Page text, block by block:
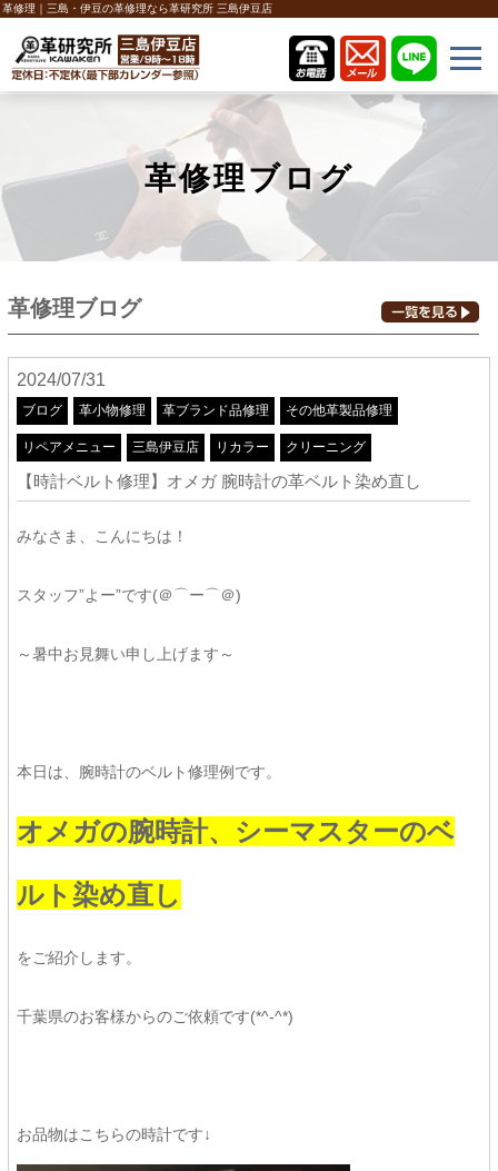
革修理｜三島・伊豆の革修理なら革研究所 三島伊豆店
革修理ブログ
革修理ブログ
2024/07/31
ブログ 革小物修理 革ブランド品修理 その他革製品修理
リペアメニュー 三島伊豆店 リカラー クリーニング
【時計ベルト修理】オメガ 腕時計の革ベルト染め直し
みなさま、こんにちは！
スタッフ”よー”です(＠⌒ー⌒＠)
～暑中お見舞い申し上げます～
本日は、腕時計のベルト修理例です。
オメガの腕時計、シーマスターのベ
ルト染め直し
をご紹介します。
千葉県のお客様からのご依頼です(*^-^*)
お品物はこちらの時計です↓